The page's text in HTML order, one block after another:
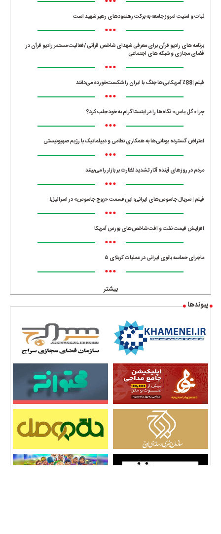
ثبات و امنیت امروز جامعه به برکت رهنمودهای رهبر شهید است
•••
برنامه های رادیو قرآن برای معرفی شهدای شاخص قرآنی /فعالیت مستمر رادیو قرآن در
فضای مجازی و شبکه های اجتماعی
•••
فیلم |88٪ آمریکایی‌ها جنگ با ایران را شکست‌خورده می‌دانند
•••
چرا «گل یاس» نگاه‌ها را در اینستاگرام به خود جلب کرد؟
•••
اعتراض گسترده یونانی‌ها به همکاری نظامی و دیپلماتیک با رژیم صهیونیستی
•••
مردم در روزهای آینده آثار تشدید نظارت بر بازار را می‌بینند
•••
فیلم | سریال جاسوس‌های ایرانی؛ این قسمت «زوج جاسوس» در اسرائیل!
•••
افزایش قیمت نفت و افت شاخص‌های بورس آمریکا
•••
ماجرای حماسه‌ بانوی ایرانی در عملیات کربلای ۵
•••
بیشتر
پیوندها